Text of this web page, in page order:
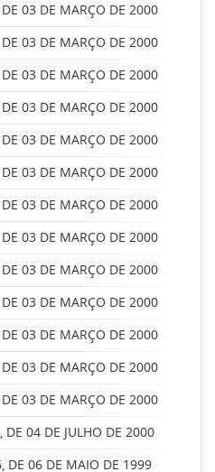
03 DE MARÇO DE 2000
03 DE MARÇO DE 2000
03 DE MARÇO DE 2000
03 DE MARÇO DE 2000
03 DE MARÇO DE 2000
03 DE MARÇO DE 2000
03 DE MARÇO DE 2000
03 DE MARÇO DE 2000
03 DE MARÇO DE 2000
03 DE MARÇO DE 2000
03 DE MARÇO DE 2000
03 DE MARÇO DE 2000
03 DE MARÇO DE 2000
DE 04 DE JULHO DE 2000
DE 06 DE MAIO DE 1999